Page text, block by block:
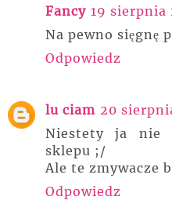
Fancy 19 sierpnia
Na pewno sięgnę
Odpowiedz
lu ciam 20
Niestety ja nie
sklepu ;/
Ale te zmywacze
Odpowiedz